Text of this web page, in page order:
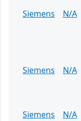
Siemens
N/A
Siemens
N/A
Siemens
N/A